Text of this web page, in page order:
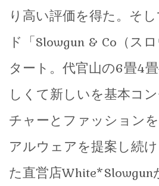
り高い評価を得た。そ
ド「Slowgun & Co（ス
タート。代官山の6畳4
しくて新しいを基本コ
チャーとファッション
アルウェアを提案し続
た直営店